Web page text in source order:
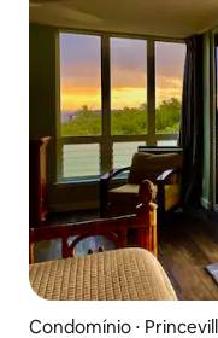
Condomínio ⋅